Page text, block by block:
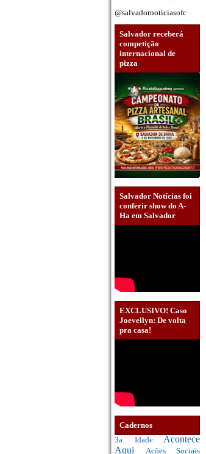
@salvadornoticiasofc
Salvador receberá
competição
internacional de
pizza
Salvador Notícias foi
conferir show do A-
Ha em Salvador
EXCLUSIVO! Caso
Joevellyn: De volta
pra casa!
Cadernos
3a. Idade Acontece
Aqui Acões Sociais